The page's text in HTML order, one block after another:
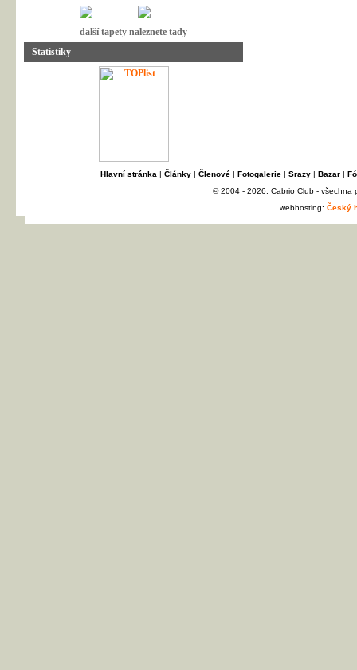
další tapety naleznete tady
Statistiky
Hlavní stránka | Články| Členové| Fotogalerie| Srazy| Bazar|
© 2004 - 2026, Cabrio Club - všechna
webhosting: Český